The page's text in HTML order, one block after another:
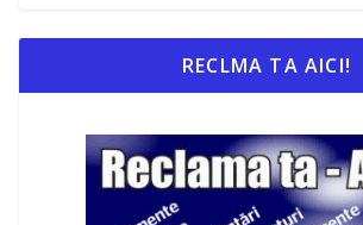
RECLMA TA AICI!